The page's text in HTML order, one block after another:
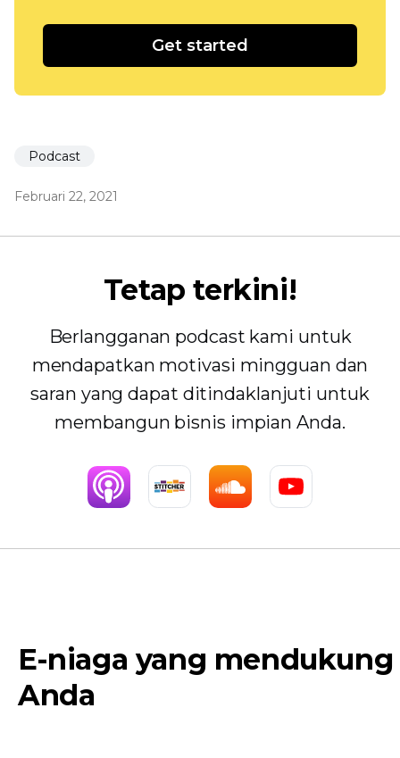
Get started
Podcast
Februari 22, 2021
Tetap terkini!
Berlangganan podcast kami untuk
mendapatkan motivasi mingguan dan
saran yang dapat ditindaklanjuti untuk
membangun bisnis impian Anda.
E-niaga yang mendukung
Anda